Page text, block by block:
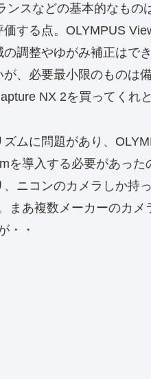
スなどの基本的なもの
する点。OLYMPUS
調整やゆがみ補正はで
、必要最小限のものは
NX 2を買ってくれ
ムに問題があり、
を導入する必要があった
ニコンのカメラしか持
まあ複数メーカーのカメ
・・